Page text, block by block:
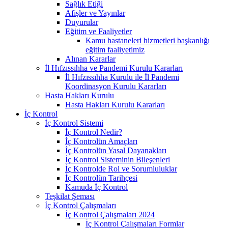
Sağlık Etiği
Afişler ve Yayınlar
Duyurular
Eğitim ve Faaliyetler
Kamu hastaneleri hizmetleri başkanlığı
eğitim faaliyetimiz
Alınan Kararlar
İl Hıfzıssıhha ve Pandemi Kurulu Kararları
İl Hıfzıssıhha Kurulu ile İl Pandemi
Koordinasyon Kurulu Kararları
Hasta Hakları Kurulu
Hasta Hakları Kurulu Kararları
İç Kontrol
İç Kontrol Sistemi
İç Kontrol Nedir?
İç Kontrolün Amaçları
İç Kontrolün Yasal Dayanakları
İç Kontrol Sisteminin Bileşenleri
İç Kontrolde Rol ve Sorumluluklar
İç Kontrolün Tarihçesi
Kamuda İç Kontrol
Teşkilat Şeması
İç Kontrol Çalışmaları
İç Kontrol Çalışmaları 2024
İç Kontrol Çalışmaları Formlar